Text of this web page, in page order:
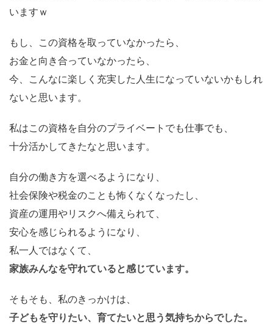
いますｗ
もし、この資格を取っていなかったら、
お金と向き合っていなかったら、
今、こんなに楽しく充実した人生になっていないかもしれ
ないと思います。
私はこの資格を自分のプライベートでも仕事でも、
十分活かしてきたなと思います。
自分の働き方を選べるようになり、
社会保険や税金のことも怖くなくなったし、
資産の運用やリスクへ備えられて、
安心を感じられるようになり、
私一人ではなくて、
家族みんなを守れていると感じています。
そもそも、私のきっかけは、
子どもを守りたい、育てたいと思う気持ちからでした。